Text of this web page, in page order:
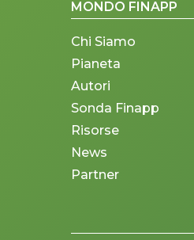
MONDO FINAPP
Chi Siamo
Pianeta
Autori
Sonda Finapp
Risorse
News
Partner